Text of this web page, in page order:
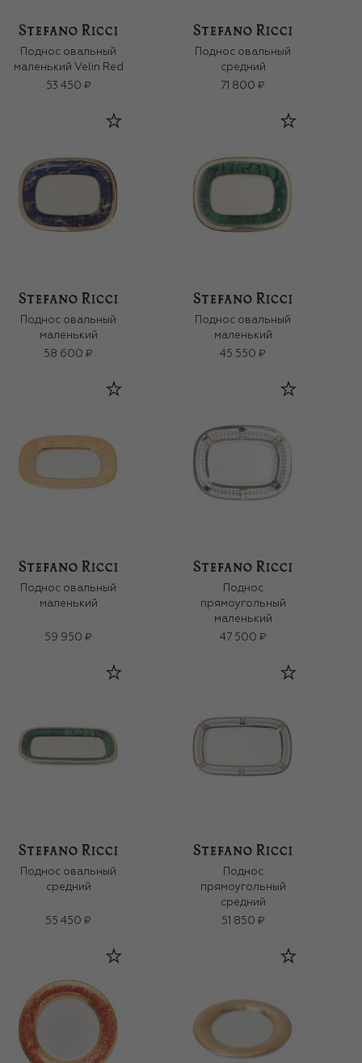
Поднос овальный
маленький Velin Red
53 450 ₽
Поднос овальный
средний
71 800 ₽
Поднос овальный
маленький
58 600 ₽
Поднос овальный
маленький
45 550 ₽
Поднос овальный
маленький
59 950 ₽
Поднос
прямоугольный
маленький
47 500 ₽
Поднос овальный
средний
55 450 ₽
Поднос
прямоугольный
средний
51 850 ₽